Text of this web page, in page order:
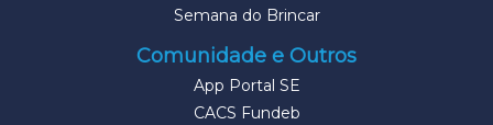
Semana do Brincar
Comunidade e Outros
App Portal SE
CACS Fundeb